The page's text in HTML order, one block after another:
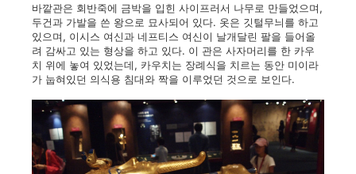
바깥관은 회반죽에 금박을 입힌 사이프러서 나무로 만들었으며,
두건과 가발을 쓴 왕으로 묘사되어 있다. 옷은 깃털무늬를 하고
있으며, 이시스 여신과 네프티스 여신이 날개달린 팔을 들어올
려 감싸고 있는 형상을 하고 있다. 이 관은 사자머리를 한 카우
치 위에 놓여 있었는데, 카우치는 장례식을 치르는 동안 미이라
가 눕혀있던 의식용 침대와 짝을 이루었던 것으로 보인다.